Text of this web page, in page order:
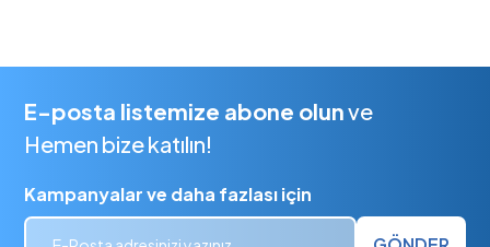
E-posta listemize abone olunve
Hemen bize katılın!
Kampanyalar ve daha fazlası için